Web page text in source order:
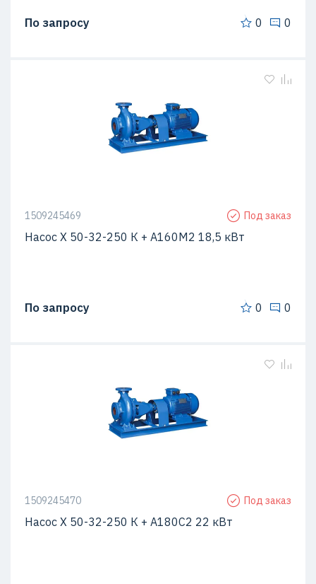
По запросу 0 0
1509245469 Под заказ
Насос Х 50-32-250 К + А160М2 18,5 кВт
По запросу 0 0
1509245470 Под заказ
Насос Х 50-32-250 К + А180С2 22 кВт